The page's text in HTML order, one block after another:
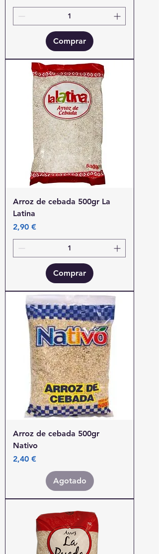
Comprar
Arroz de cebada 500gr La
Latina
Precio
2,90 €
Comprar
Arroz de cebada 500gr
Nativo
Precio
2,40 €
Agotado